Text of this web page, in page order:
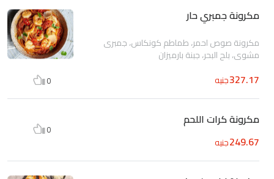
مكرونة جمبري حار
مكرونة صوص احمر، طماطم كونكاس، جمبرى
مشوي، بلح البحر، جبنة بارميزان
327.17جنيه 0
مكرونة كرات اللحم
249.67جنيه
0